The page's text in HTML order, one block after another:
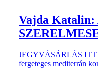
Vajda Katalin:
JEGYVÁSÁRLÁS ITT
fergeteges mediterrán